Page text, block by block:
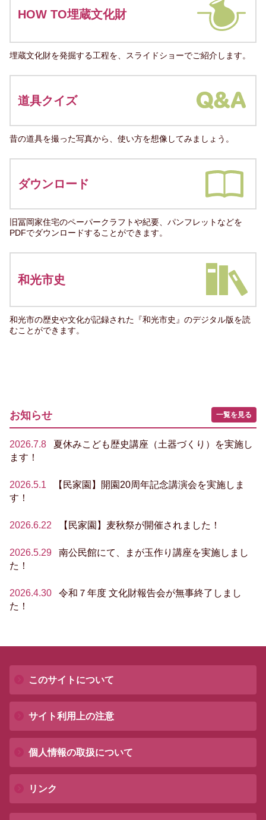
HOW TO埋蔵文化財
埋蔵文化財を発掘する工程を、スライドショーでご紹介します。
道具クイズ
昔の道具を撮った写真から、使い方を想像してみましょう。
ダウンロード
旧冨岡家住宅のペーパークラフトや紀要、パンフレットなどを
PDFでダウンロードすることができます。
和光市史
和光市の歴史や文化が記録された『和光市史』のデジタル版を読
むことができます。
お知らせ 一覧を見る
2026.7.8
夏休みこども歴史講座（土器づくり）を実施し
ます！
2026.5.1
【民家園】開園20周年記念講演会を実施しま
す！
2026.6.22 【民家園】麦秋祭が開催されました！
2026.5.29
南公民館にて、まが玉作り講座を実施しまし
た！
2026.4.30
令和７年度 文化財報告会が無事終了しまし
た！
このサイトについて
サイト利用上の注意
個人情報の取扱について
リンク